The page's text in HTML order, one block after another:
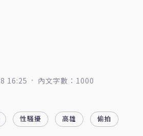
16:25 內文字數：1000
性騷擾 高雄 偷拍